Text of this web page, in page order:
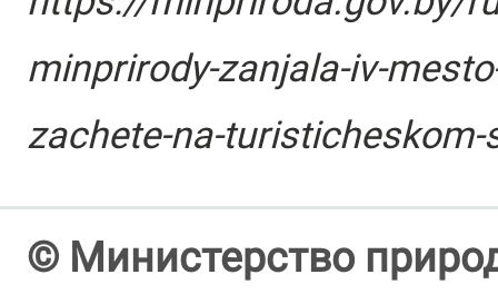
minprirody-zanjala-iv-
zachete-na-
© Министерство